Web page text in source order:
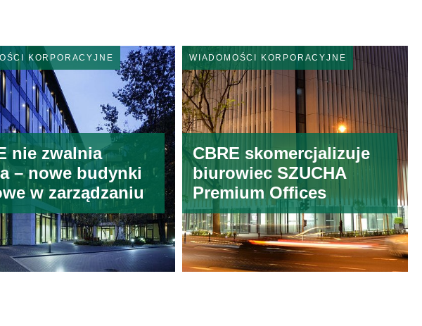
KORPORACYJNE
nie zwalnia
– nowe budynki
w zarządzaniu
WIADOMOŚCI KORPORACYJNE
CBRE skomercjalizuje
biurowiec SZUCHA
Premium Offices